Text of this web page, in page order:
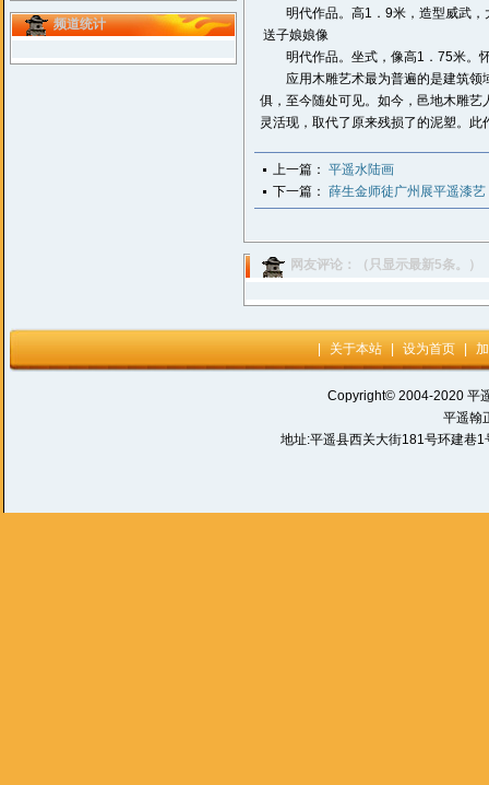
频道统计
明代作品。高1．9米，造型威武，
送子娘娘像
明代作品。坐式，像高1．75米。怀
应用木雕艺术最为普遍的是建筑领
俱，至今随处可见。如今，邑地木雕
灵活现，取代了原来残损了的泥塑。
上一篇： 平遥水陆画
下一篇： 薛生金师徒广州展平遥漆艺
网友评论：（只显示最新5条。）
关于本站 设为首页
Copyright© 2004-2020 平
平遥翰
地址:平遥县西关大街181号环建